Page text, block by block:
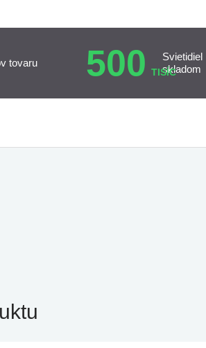
tovaru 500 TISÍC
Svietidiel
skladom